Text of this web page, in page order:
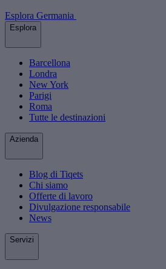
Esplora Germania
Esplora
Barcellona
Londra
New York
Parigi
Roma
Tutte le destinazioni
Azienda
Blog di Tiqets
Chi siamo
Offerte di lavoro
Divulgazione responsabile
News
Servizi